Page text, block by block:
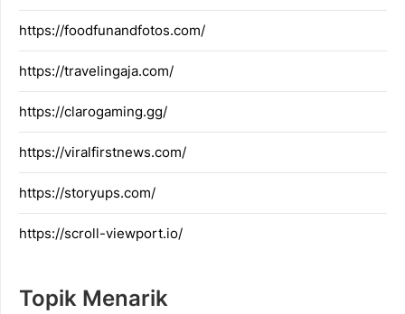
https://foodfunandfotos.com/
https://travelingaja.com/
https://clarogaming.gg/
https://viralfirstnews.com/
https://storyups.com/
https://scroll-viewport.io/
Topik Menarik